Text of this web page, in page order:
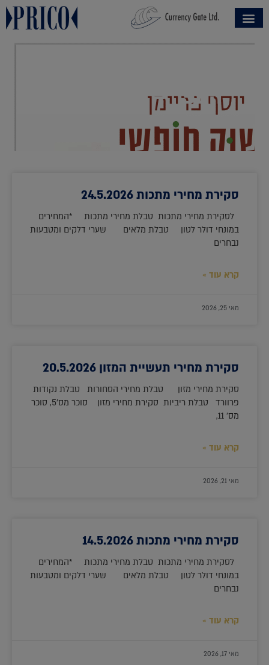
הספר – שוק חופשי
סקירת מחירי מתכות 24.5.2026
לסקירת מחירי מתכות טבלת מחירי מתכות *המחירים
במונחי דולר לטון טבלת מלאים שערי דלקים ומטבעות
נבחרים
קרא עוד »
מאי 25, 2026
סקירת מחירי תעשיית המזון 20.5.2026
סקירת מחירי מזון טבלת מחירי הסחורות טבלת נקודות
פרוורד טבלת ריביות סקירת מחירי מזון סוכר מס'5, סוכר
מס' 11,
קרא עוד »
מאי 21, 2026
סקירת מחירי מתכות 14.5.2026
לסקירת מחירי מתכות טבלת מחירי מתכות *המחירים
במונחי דולר לטון טבלת מלאים שערי דלקים ומטבעות
נבחרים
קרא עוד »
מאי 17, 2026